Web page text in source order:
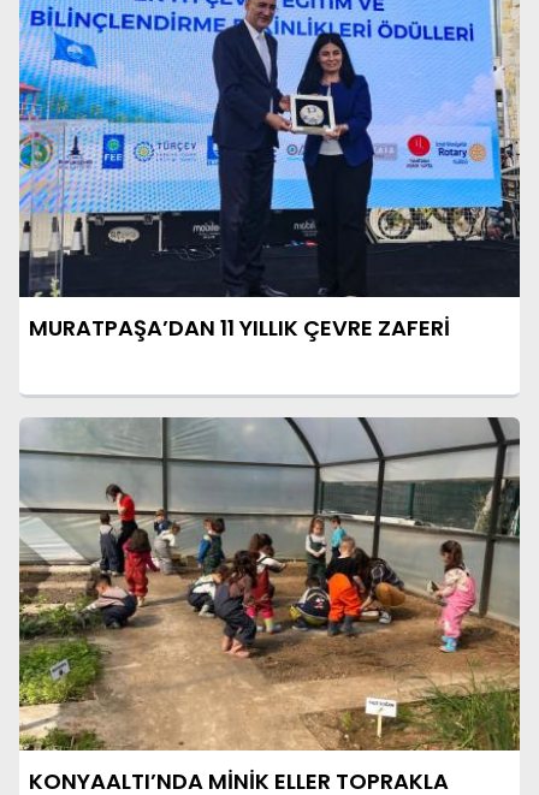
MURATPAŞA’DAN 11 YILLIK ÇEVRE ZAFERİ
KONYAALTI’NDA MİNİK ELLER TOPRAKLA